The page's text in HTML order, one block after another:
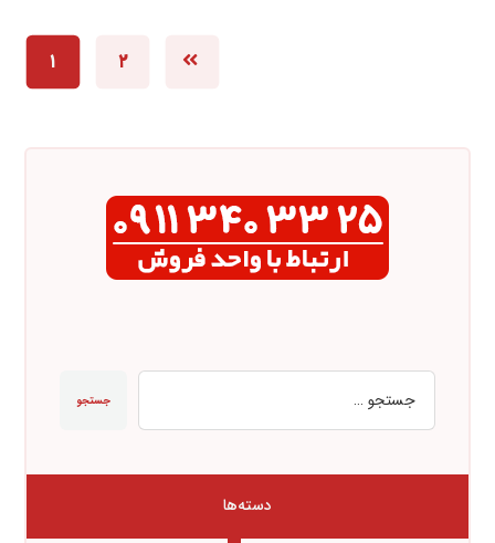
۱ ۲
جستجو
دسته‌ها